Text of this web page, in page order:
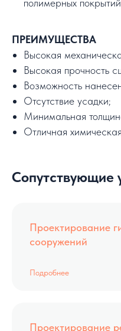
ПРЕИМУЩЕСТВА
Высокая
Высокая прочность
Возможность
Отсутствие усадки;
Минимальная
Отличная химическая
Сопутствующие
Проектирование
сооружений
Подробнее
Проектирование